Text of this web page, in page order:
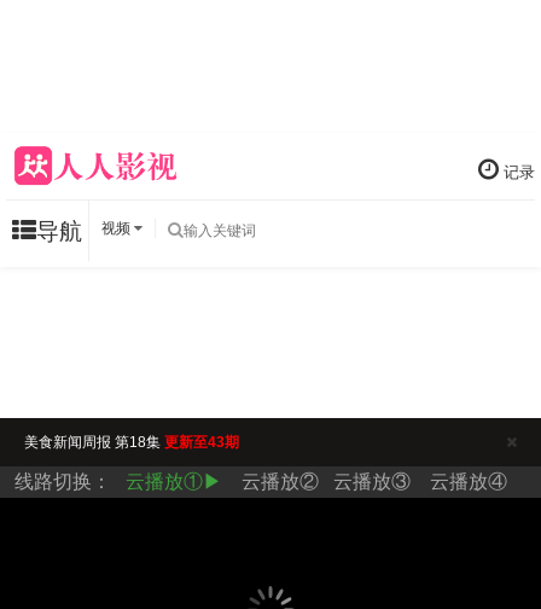
记录
导航 视频
美食新闻周报 第18集 更新至43期